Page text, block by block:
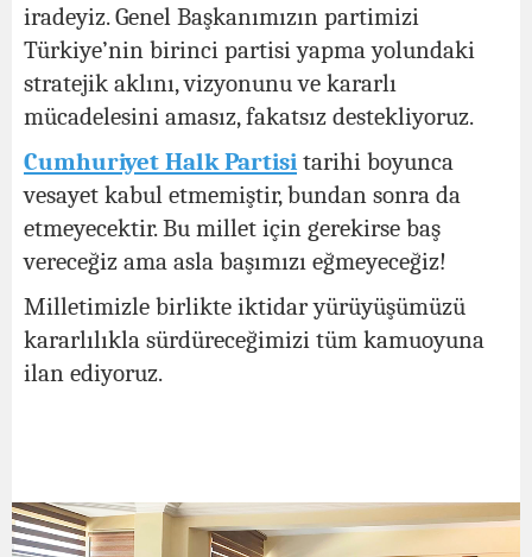
iradeyiz. Genel Başkanımızın partimizi
Türkiye’nin birinci partisi yapma yolundaki
stratejik aklını, vizyonunu ve kararlı
mücadelesini amasız, fakatsız destekliyoruz.
Cumhuriyet Halk Partisi tarihi boyunca
vesayet kabul etmemiştir, bundan sonra da
etmeyecektir. Bu millet için gerekirse baş
vereceğiz ama asla başımızı eğmeyeceğiz!
Milletimizle birlikte iktidar yürüyüşümüzü
kararlılıkla sürdüreceğimizi tüm kamuoyuna
ilan ediyoruz.